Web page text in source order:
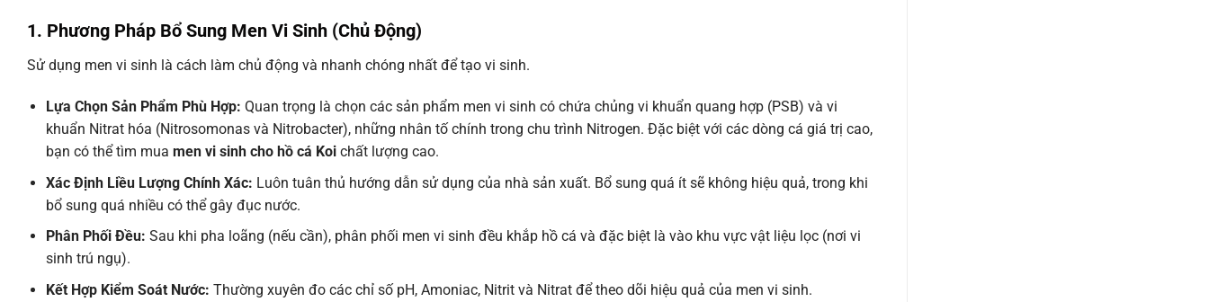
1. Phương Pháp Bổ Sung Men Vi Sinh (Chủ Động)
Sử dụng men vi sinh là cách làm chủ động và nhanh chóng nhất để tạo vi sinh.
Lựa Chọn Sản Phẩm Phù Hợp: Quan trọng là chọn các sản phẩm men vi sinh có chứa chủng vi khuẩn quang hợp (PSB) và vi
khuẩn Nitrat hóa (Nitrosomonas và Nitrobacter), những nhân tố chính trong chu trình Nitrogen. Đặc biệt với các dòng cá giá trị cao,
bạn có thể tìm mua men vi sinh cho hồ cá Koichất lượng cao.
Xác Định Liều Lượng Chính Xác: Luôn tuân thủ hướng dẫn sử dụng của nhà sản xuất. Bổ sung quá ít sẽ không hiệu quả, trong khi
bổ sung quá nhiều có thể gây đục nước.
Phân Phối Đều: Sau khi pha loãng (nếu cần), phân phối men vi sinh đều khắp hồ cá và đặc biệt là vào khu vực vật liệu lọc (nơi vi
sinh trú ngụ).
Kết Hợp Kiểm Soát Nước: Thường xuyên đo các chỉ số pH, Amoniac, Nitrit và Nitrat để theo dõi hiệu quả của men vi sinh.